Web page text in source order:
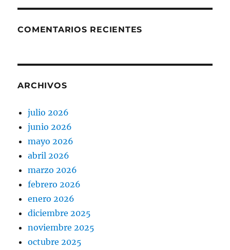
COMENTARIOS RECIENTES
ARCHIVOS
julio 2026
junio 2026
mayo 2026
abril 2026
marzo 2026
febrero 2026
enero 2026
diciembre 2025
noviembre 2025
octubre 2025